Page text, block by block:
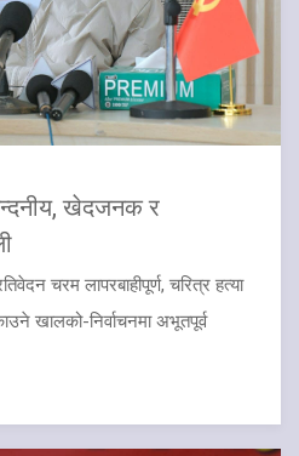
खेदजनक र
चरम लापरबाहीपूर्ण, चरित्र हत्या
खालको-निर्वाचनमा अभूतपूर्व